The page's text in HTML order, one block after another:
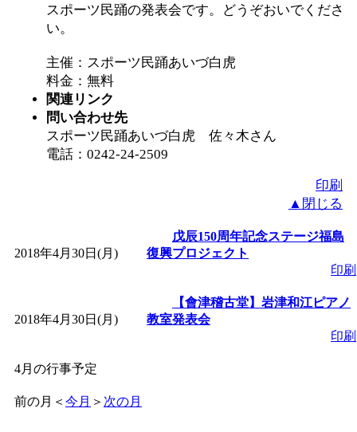
スポーツ民踊の発表会です。どうぞおいでくださ
い。
主催：スポーツ民踊あいづ白虎
料金：無料
関連リンク
問い合わせ先
スポーツ民踊あいづ白虎 佐々木さん
電話：0242-24-2509
印刷
▲閉じる
2018年4月30日(月)
戊辰150周年記念ステージ福島
復興プロジェクト
印刷
2018年4月30日(月)
【會津稽古堂】岩津和江ピアノ
教室発表会
印刷
4月の行事予定
前の月 ＜ 今月 ＞ 次の月